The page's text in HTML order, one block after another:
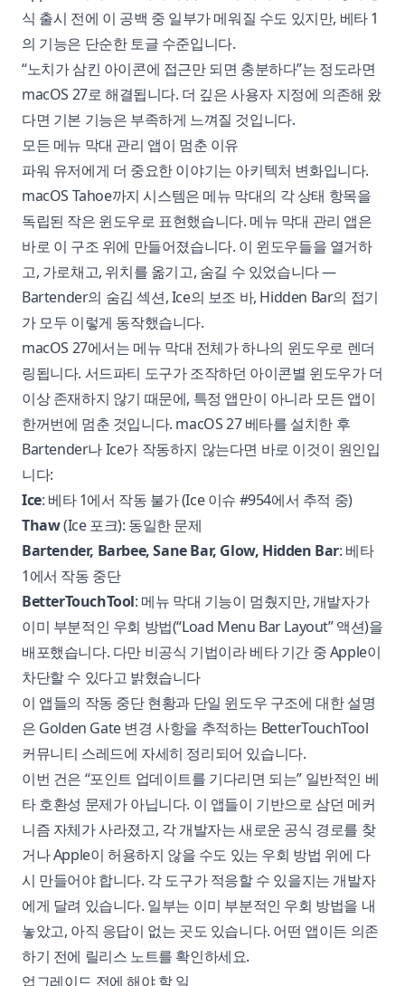
식 출시 전에 이 공백 중 일부가 메워질 수도 있지만, 베타 1
의 기능은 단순한 토글 수준입니다.
“노치가 삼킨 아이콘에 접근만 되면 충분하다”는 정도라면
macOS 27로 해결됩니다. 더 깊은 사용자 지정에 의존해 왔
다면 기본 기능은 부족하게 느껴질 것입니다.
모든 메뉴 막대 관리 앱이 멈춘 이유
파워 유저에게 더 중요한 이야기는 아키텍처 변화입니다.
macOS Tahoe까지 시스템은 메뉴 막대의 각 상태 항목을
독립된 작은 윈도우로 표현했습니다. 메뉴 막대 관리 앱은
바로 이 구조 위에 만들어졌습니다. 이 윈도우들을 열거하
고, 가로채고, 위치를 옮기고, 숨길 수 있었습니다 —
Bartender의 숨김 섹션, Ice의 보조 바, Hidden Bar의 접기
가 모두 이렇게 동작했습니다.
macOS 27에서는 메뉴 막대 전체가 하나의 윈도우로 렌더
링됩니다. 서드파티 도구가 조작하던 아이콘별 윈도우가 더
이상 존재하지 않기 때문에, 특정 앱만이 아니라 모든 앱이
한꺼번에 멈춘 것입니다. macOS 27 베타를 설치한 후
Bartender나 Ice가 작동하지 않는다면 바로 이것이 원인입
니다:
Ice: 베타 1에서 작동 불가 (Ice 이슈 #954에서 추적 중)
Thaw(Ice 포크): 동일한 문제
Bartender, Barbee, Sane Bar, Glow, Hidden Bar: 베타
1에서 작동 중단
BetterTouchTool: 메뉴 막대 기능이 멈췄지만, 개발자가
이미 부분적인 우회 방법(“Load Menu Bar Layout” 액션)을
배포했습니다. 다만 비공식 기법이라 베타 기간 중 Apple이
차단할 수 있다고 밝혔습니다
이 앱들의 작동 중단 현황과 단일 윈도우 구조에 대한 설명
은 Golden Gate 변경 사항을 추적하는 BetterTouchTool
커뮤니티 스레드에 자세히 정리되어 있습니다.
이번 건은 “포인트 업데이트를 기다리면 되는” 일반적인 베
타 호환성 문제가 아닙니다. 이 앱들이 기반으로 삼던 메커
니즘 자체가 사라졌고, 각 개발자는 새로운 공식 경로를 찾
거나 Apple이 허용하지 않을 수도 있는 우회 방법 위에 다
시 만들어야 합니다. 각 도구가 적응할 수 있을지는 개발자
에게 달려 있습니다. 일부는 이미 부분적인 우회 방법을 내
놓았고, 아직 응답이 없는 곳도 있습니다. 어떤 앱이든 의존
하기 전에 릴리스 노트를 확인하세요.
업그레이드 전에 해야 할 일